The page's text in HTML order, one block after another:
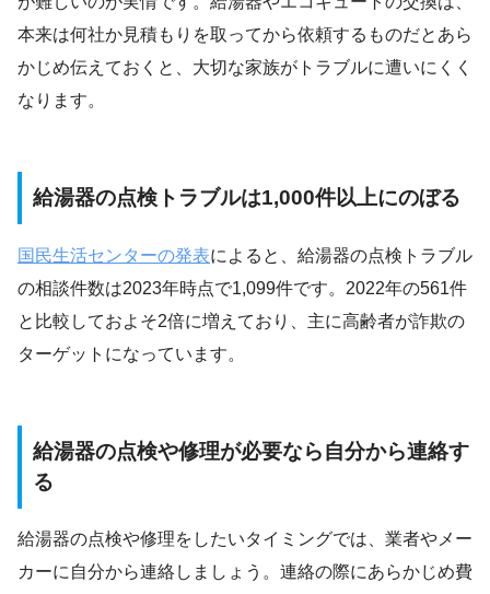
本来は何社か見積もりを取ってから依頼するものだとあら
かじめ伝えておくと、大切な家族がトラブルに遭いにくく
なります。
給湯器の点検トラブルは1,000件以上にのぼる
国民生活センターの発表によると、給湯器の点検トラブル
の相談件数は2023年時点で1,099件です。2022年の561件
と比較しておよそ2倍に増えており、主に高齢者が詐欺の
ターゲットになっています。
給湯器の点検や修理が必要なら自分から連絡す
る
給湯器の点検や修理をしたいタイミングでは、業者やメー
カーに自分から連絡しましょう。連絡の際にあらかじめ費